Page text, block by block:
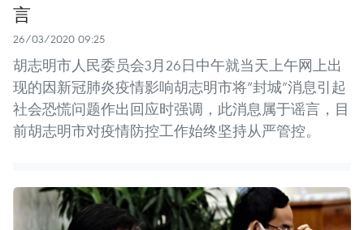
言
26/03/2020 09:25
胡志明市人民委员会3月26日中午就当天上午网上出
现的因新冠肺炎疫情影响胡志明市将“封城”消息引起
社会恐慌问题作出回应时强调，此消息属于谣言，目
前胡志明市对疫情防控工作始终坚持从严管控。